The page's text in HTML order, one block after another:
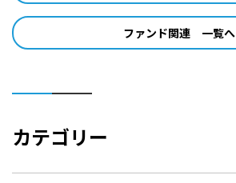
ファンド関連 一覧へ
カテゴリー